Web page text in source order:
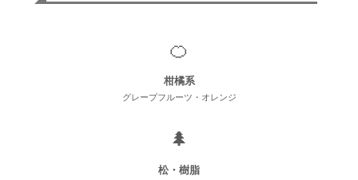
🍊
柑橘系
グレープフルーツ・オレンジ
🌲
松・樹脂